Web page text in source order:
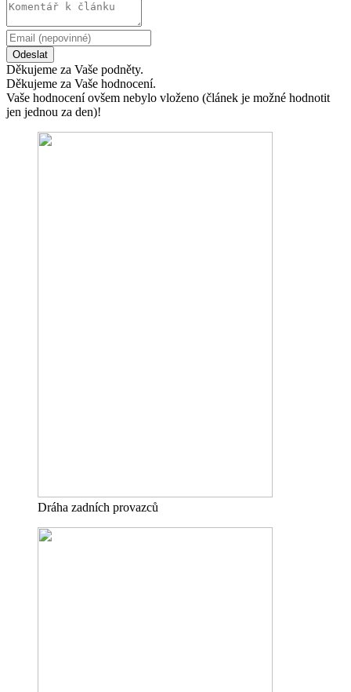
Odeslat
Děkujeme za Vaše podněty.
Děkujeme za Vaše hodnocení.
Vaše hodnocení ovšem nebylo vloženo (článek je možné hodnotit
jen jednou za den)!
Dráha zadních provazců